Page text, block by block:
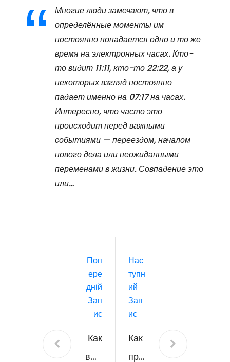
Многие люди замечают, что в
определённые моменты им
постоянно попадается одно и то же
время на электронных часах. Кто-
то видит 11:11, кто-то 22:22, а у
некоторых взгляд постоянно
падает именно на 07:17 на часах.
Интересно, что часто это
происходит перед важными
событиями — переездом, началом
нового дела или неожиданными
переменами в жизни. Совпадение это
или…
Поп
Ере
Дній
Зап
Ис
Как
выб
Нас
Тупн
Ий
Зап
Ис
Как
про